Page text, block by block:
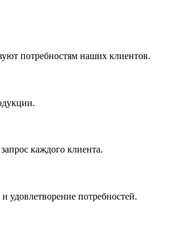
потребностям наших клиентов.
каждого клиента.
удовлетворение потребностей.